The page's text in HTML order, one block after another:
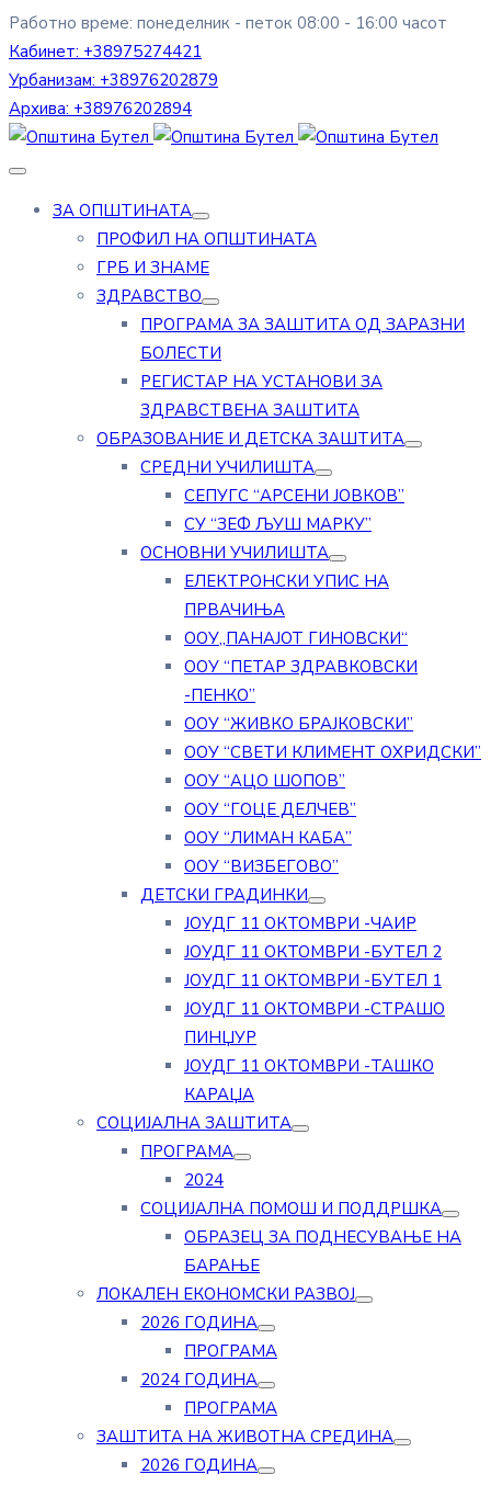
Работно време: понеделник - петок 08:00 - 16:00 часот
Кабинет: +38975274421
Урбанизам: +38976202879
Архива: +38976202894
ЗА ОПШТИНАТА
ПРОФИЛ НА ОПШТИНАТА
ГРБ И ЗНАМЕ
ЗДРАВСТВО
ПРОГРАМА ЗА ЗАШТИТА ОД ЗАРАЗНИ
БОЛЕСТИ
РЕГИСТАР НА УСТАНОВИ ЗА
ЗДРАВСТВЕНА ЗАШТИТА
ОБРАЗОВАНИЕ И ДЕТСКА ЗАШТИТА
СРЕДНИ УЧИЛИШТА
СЕПУГС “АРСЕНИ ЈОВКОВ”
СУ “ЗЕФ ЉУШ МАРКУ”
ОСНОВНИ УЧИЛИШТА
ЕЛЕКТРОНСКИ УПИС НА
ПРВАЧИЊА
ООУ„ПАНАЈОТ ГИНОВСКИ“
ООУ “ПЕТАР ЗДРАВКОВСКИ
-ПЕНКО”
ООУ “ЖИВКО БРАЈКОВСКИ”
ООУ “СВЕТИ КЛИМЕНТ ОХРИДСКИ”
ООУ “АЦО ШОПОВ”
ООУ “ГОЦЕ ДЕЛЧЕВ”
ООУ “ЛИМАН КАБА”
ООУ “ВИЗБЕГОВО”
ДЕТСКИ ГРАДИНКИ
ЈОУДГ 11 ОКТОМВРИ -ЧАИР
ЈОУДГ 11 ОКТОМВРИ -БУТЕЛ 2
ЈОУДГ 11 ОКТОМВРИ -БУТЕЛ 1
ЈОУДГ 11 ОКТОМВРИ -СТРАШО
ПИНЏУР
ЈОУДГ 11 ОКТОМВРИ -ТАШКО
КАРАЏА
СОЦИЈАЛНА ЗАШТИТА
ПРОГРАМА
2024
СОЦИЈАЛНА ПОМОШ И ПОДДРШКА
ОБРАЗЕЦ ЗА ПОДНЕСУВАЊЕ НА
БАРАЊЕ
ЛОКАЛЕН ЕКОНОМСКИ РАЗВОЈ
2026 ГОДИНА
ПРОГРАМА
2024 ГОДИНА
ПРОГРАМА
ЗАШТИТА НА ЖИВОТНА СРЕДИНА
2026 ГОДИНА